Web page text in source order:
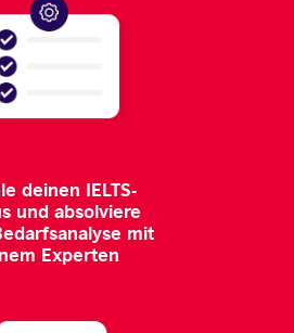
deinen IELTS-
und absolviere
mit
Experten